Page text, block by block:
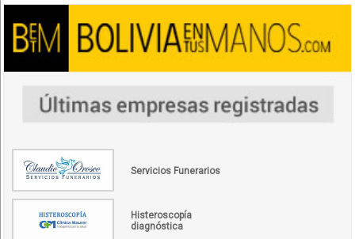
Servicios Funerarios
Histeroscopía
diagnóstica